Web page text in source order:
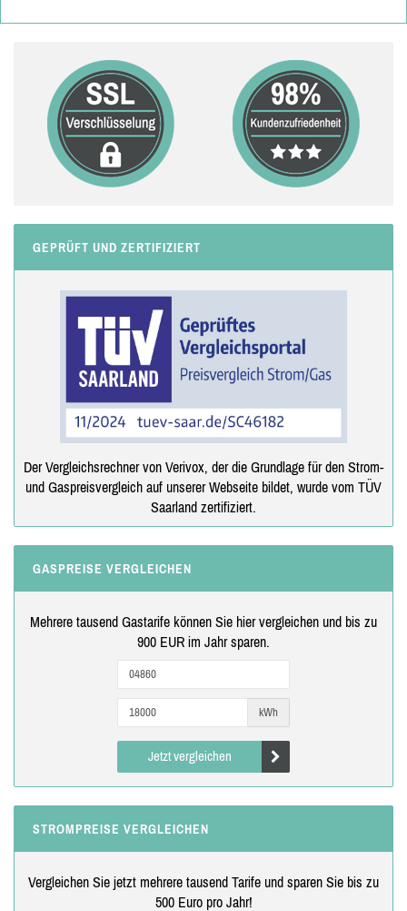
GEPRÜFT UND ZERTIFIZIERT
Der Vergleichsrechner von Verivox, der die Grundlage für den Strom-
und Gaspreisvergleich auf unserer Webseite bildet, wurde vom TÜV
Saarland zertifiziert.
GASPREISE VERGLEICHEN
Mehrere tausend Gastarife können Sie hier vergleichen und bis zu
900 EUR im Jahr sparen.
kWh
Jetzt vergleichen
STROMPREISE VERGLEICHEN
Vergleichen Sie jetzt mehrere tausend Tarife und sparen Sie bis zu
500 Euro pro Jahr!